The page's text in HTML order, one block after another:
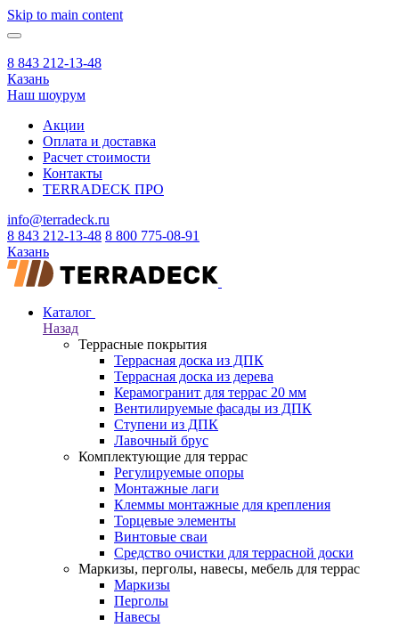
Skip to main content
8 843 212-13-48
Казань
Наш шоурум
Акции
Оплата и доставка
Расчет стоимости
Контакты
TERRADECK ПРО
info@terradeck.ru
8 843 212-13-48 8 800 775-08-91
Казань
Каталог
Назад
Террасные покрытия
Террасная доска из ДПК
Террасная доска из дерева
Керамогранит для террас 20 мм
Вентилируемые фасады из ДПК
Ступени из ДПК
Лавочный брус
Комплектующие для террас
Регулируемые опоры
Монтажные лаги
Клеммы монтажные для крепления
Торцевые элементы
Винтовые сваи
Средство очистки для террасной доски
Маркизы, перголы, навесы, мебель для террас
Маркизы
Перголы
Навесы